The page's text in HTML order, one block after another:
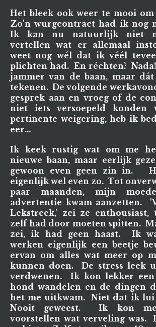
Het bleek ook weer te mooi
Zo'n wurgcontract had ik nog
Ik kan nu natuurlijk niet
vertellen wat er allemaal
weet nog wél dat ik véél
plichten had. En réchten?
jammer van de baan, maar
tekenen. De volgende
gesprek aan en vroeg of de
niet iets versoepeld konden
pertinente weigering, heb ik
eer...
Ik keek rustig wat om me
nieuwe baan, maar eerlijk
gewoon even geen zin in.
eigenlijk wel even zo. Tot
paar maanden, mijn
advertentie kwam aanzetten.
Lekstreek,' zei ze
zelf had door moeten spitten.
zei, ik had geen haast. Ik
werken eigenlijk een beetje
ervan om alles wat meer op
kunnen doen. De stress leek
verdwenen. Ik kon lekker
hond wandelen en de dingen
het me uitkwam. Niet dat ik lui
Nooit geweest. Ik kon
voorstellen wat verveling was.